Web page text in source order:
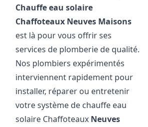
Chauffe eau solaire
Chaffoteaux Neuves Maisons
est là pour vous offrir ses
services de plomberie de qualité.
Nos plombiers expérimentés
interviennent rapidement pour
installer, réparer ou entretenir
votre système de chauffe eau
solaire Chaffoteaux Neuves